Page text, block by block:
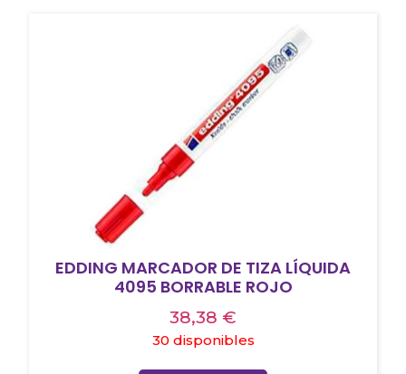
EDDING MARCADOR DE TIZA LÍQUIDA
4095 BORRABLE ROJO
38,38 €
30 disponibles